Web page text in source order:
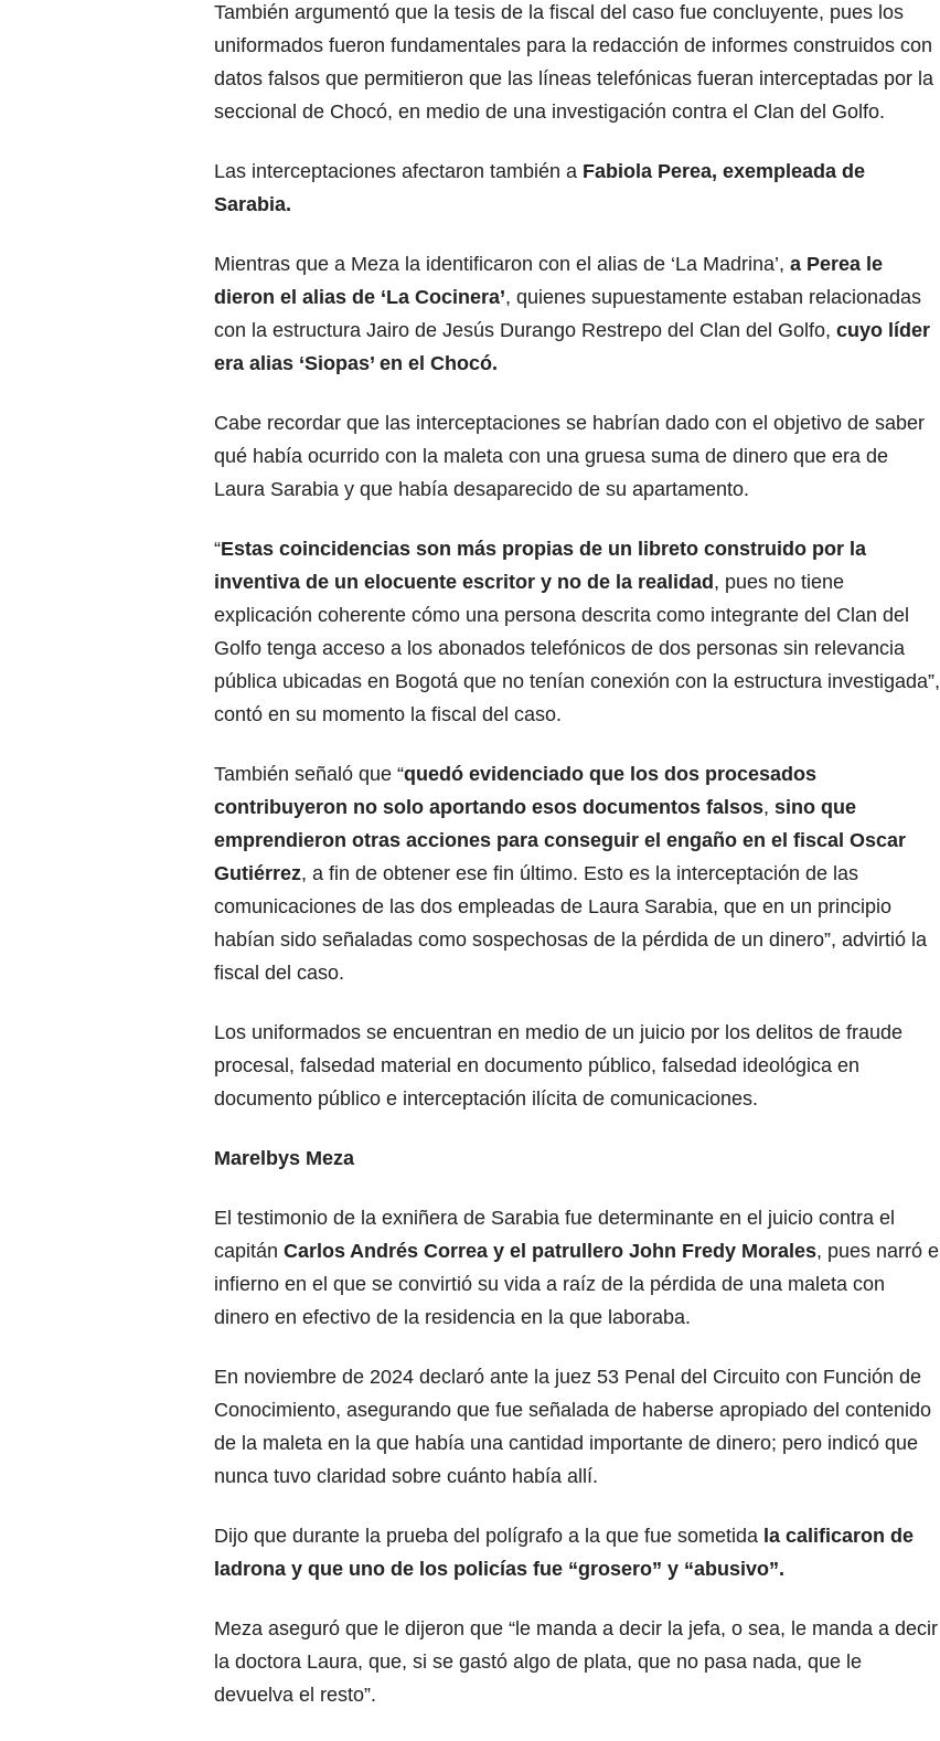
También argumentó que la tesis de la fiscal del caso fue concluyente, pues los
uniformados fueron fundamentales para la redacción de informes construidos con
datos falsos que permitieron que las líneas telefónicas fueran interceptadas por la
seccional de Chocó, en medio de una investigación contra el Clan del Golfo.
Las interceptaciones afectaron también a Fabiola Perea, exempleada de
Sarabia.
Mientras que a Meza la identificaron con el alias de ‘La Madrina’, a Perea le
dieron el alias de ‘La Cocinera’, quienes supuestamente estaban relacionadas
con la estructura Jairo de Jesús Durango Restrepo del Clan del Golfo, cuyo líder
era alias ‘Siopas’ en el Chocó.
Cabe recordar que las interceptaciones se habrían dado con el objetivo de saber
qué había ocurrido con la maleta con una gruesa suma de dinero que era de
Laura Sarabia y que había desaparecido de su apartamento.
“Estas coincidencias son más propias de un libreto construido por la
inventiva de un elocuente escritor y no de la realidad , pues no tiene
explicación coherente cómo una persona descrita como integrante del Clan del
Golfo tenga acceso a los abonados telefónicos de dos personas sin relevancia
pública ubicadas en Bogotá que no tenían conexión con la estructura investigada”,
contó en su momento la fiscal del caso.
También señaló que “quedó evidenciado que los dos procesados
contribuyeron no solo aportando esos documentos falsos, sino que
emprendieron otras acciones para conseguir el engaño en el fiscal Oscar
Gutiérrez, a fin de obtener ese fin último. Esto es la interceptación de las
comunicaciones de las dos empleadas de Laura Sarabia, que en un principio
habían sido señaladas como sospechosas de la pérdida de un dinero”, advirtió la
fiscal del caso.
Los uniformados se encuentran en medio de un juicio por los delitos de fraude
procesal, falsedad material en documento público, falsedad ideológica en
documento público e interceptación ilícita de comunicaciones.
Marelbys Meza
El testimonio de la exniñera de Sarabia fue determinante en el juicio contra el
capitán Carlos Andrés Correa y el patrullero John Fredy Morales, pues narró el
infierno en el que se convirtió su vida a raíz de la pérdida de una maleta con
dinero en efectivo de la residencia en la que laboraba.
En noviembre de 2024 declaró ante la juez 53 Penal del Circuito con Función de
Conocimiento, asegurando que fue señalada de haberse apropiado del contenido
de la maleta en la que había una cantidad importante de dinero; pero indicó que
nunca tuvo claridad sobre cuánto había allí.
Dijo que durante la prueba del polígrafo a la que fue sometida la calificaron de
ladrona y que uno de los policías fue “grosero” y “abusivo”.
Meza aseguró que le dijeron que “le manda a decir la jefa, o sea, le manda a decir
la doctora Laura, que, si se gastó algo de plata, que no pasa nada, que le
devuelva el resto”.